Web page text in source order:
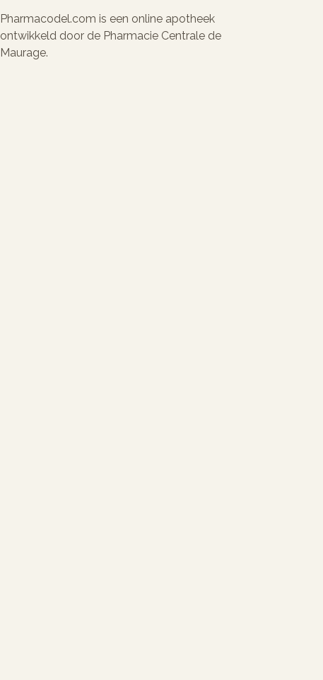
Pharmacodel.com is een online apotheek
ontwikkeld door de Pharmacie Centrale de
Maurage.